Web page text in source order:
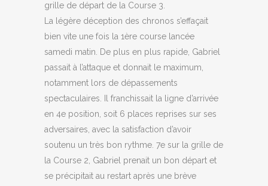
grille de départ de la Course 3.
La légère déception des chronos s’effaçait
bien vite une fois la 1ère course lancée
samedi matin. De plus en plus rapide, Gabriel
passait à l’attaque et donnait le maximum,
notamment lors de dépassements
spectaculaires. Il franchissait la ligne d’arrivée
en 4e position, soit 6 places reprises sur ses
adversaires, avec la satisfaction d’avoir
soutenu un très bon rythme. 7e sur la grille de
la Course 2, Gabriel prenait un bon départ et
se précipitait au restart après une brève